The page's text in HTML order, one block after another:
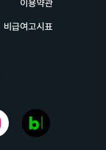
이용약관
비급여고시표